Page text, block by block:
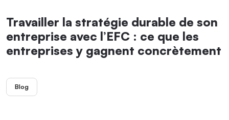
Travailler la stratégie durable de son
entreprise avec l’EFC : ce que les
entreprises y gagnent concrètement
Blog